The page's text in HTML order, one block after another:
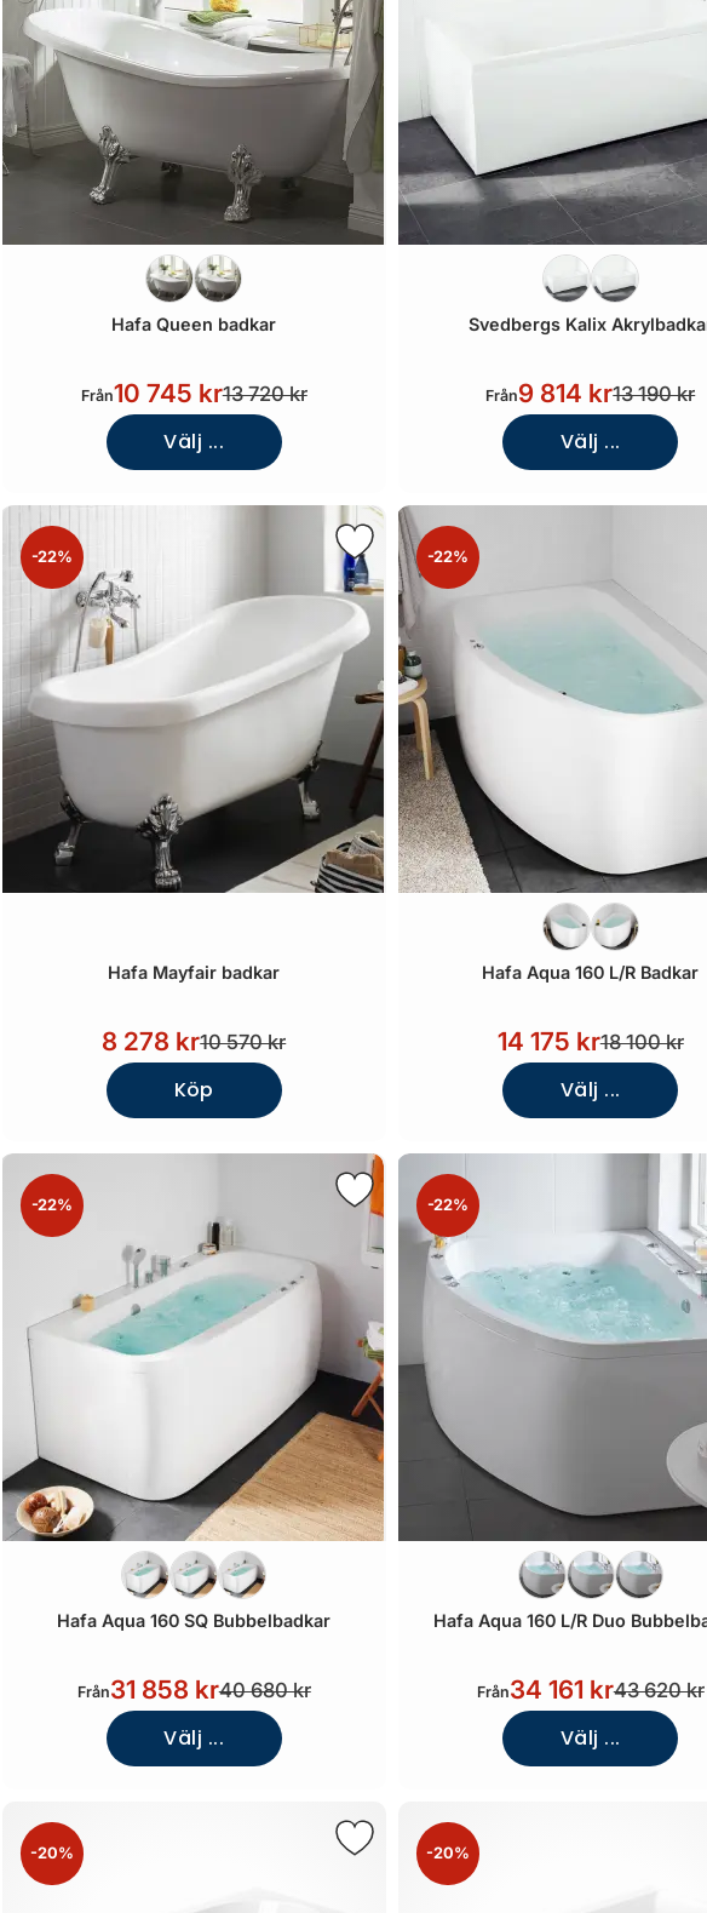
Hafa Queen badkar
Från10 745 kr13 720 kr
Välj ...
Svedbergs Kalix
Från9 814 kr13 190 kr
Välj ...
-22%
Hafa Mayfair badkar
8 278 kr10 570 kr
Köp
-22%
Hafa Aqua 160 L/R Badkar
14 175 kr18 100 kr
Välj ...
-22%
Hafa Aqua 160 SQ Bubbelbadkar
Från31 858 kr40 680 kr
Välj ...
-22%
Hafa Aqua 160 L/R Duo
Från34 161 kr43 620 kr
Välj ...
-20% -20%